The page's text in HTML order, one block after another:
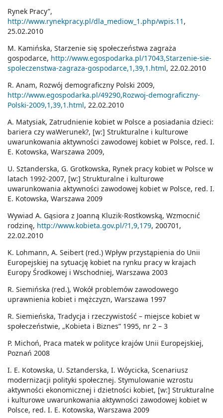
Rynek Pracy”,
http://www.rynekpracy.pl/dla_mediow_1.php/wpis.11 ,
25.02.2010
M. Kamińska, Starzenie się społeczeństwa zagraża
gospodarce, http://www.egospodarka.pl/17043,Starzenie-sie-
spoleczenstwa-zagraza-gospodarce,1,39,1.html, 22.02.2010
R. Anam, Rozwój demograficzny Polski 2009,
http://www.egospodarka.pl/49290,Rozwoj-demograficzny-
Polski-2009,1,39,1.html, 22.02.2010
A. Matysiak, Zatrudnienie kobiet w Polsce a posiadania dzieci:
bariera czy waWerunek?, [w:] Strukturalne i kulturowe
uwarunkowania aktywności zawodowej kobiet w Polsce, red. I.
E. Kotowska, Warszawa 2009,
U. Sztanderska, G. Grotkowska, Rynek pracy kobiet w Polsce w
latach 1992-2007, [w:] Strukturalne i kulturowe
uwarunkowania aktywności zawodowej kobiet w Polsce, red. I.
E. Kotowska, Warszawa 2009
Wywiad A. Gąsiora z Joanną Kluzik-Rostkowską, Wzmocnić
rodzinę, http://www.kobieta.gov.pl/?1,9,179, 200701,
22.02.2010
K. Lohmann, A. Seibert (red.) Wpływ przystąpienia do Unii
Europejskiej na sytuację kobiet na rynku pracy w krajach
Europy Środkowej i Wschodniej, Warszawa 2003
R. Siemińska (red.), Wokół problemów zawodowego
uprawnienia kobiet i mężczyzn, Warszawa 1997
R. Siemieńska, Tradycja i rzeczywistość – miejsce kobiet w
społeczeństwie, „Kobieta i Biznes” 1995, nr 2 – 3
P. Michoń, Praca matek w polityce krajów Unii Europejskiej,
Poznań 2008
I. E. Kotowska, U. Sztanderska, I. Wóycicka, Scenariusz
modernizacji polityki społecznej. Stymulowanie wzrostu
aktywności ekonomicznej i dzietności kobiet, [w:] Strukturalne
i kulturowe uwarunkowania aktywności zawodowej kobiet w
Polsce, red. I. E. Kotowska, Warszawa 2009